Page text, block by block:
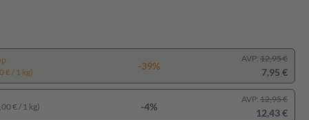
€ / 1 kg) -4%
AVP: 12,95 €
12,43 €
€ / 1 kg)
-39%
AVP: 12,95 €
7,95 €